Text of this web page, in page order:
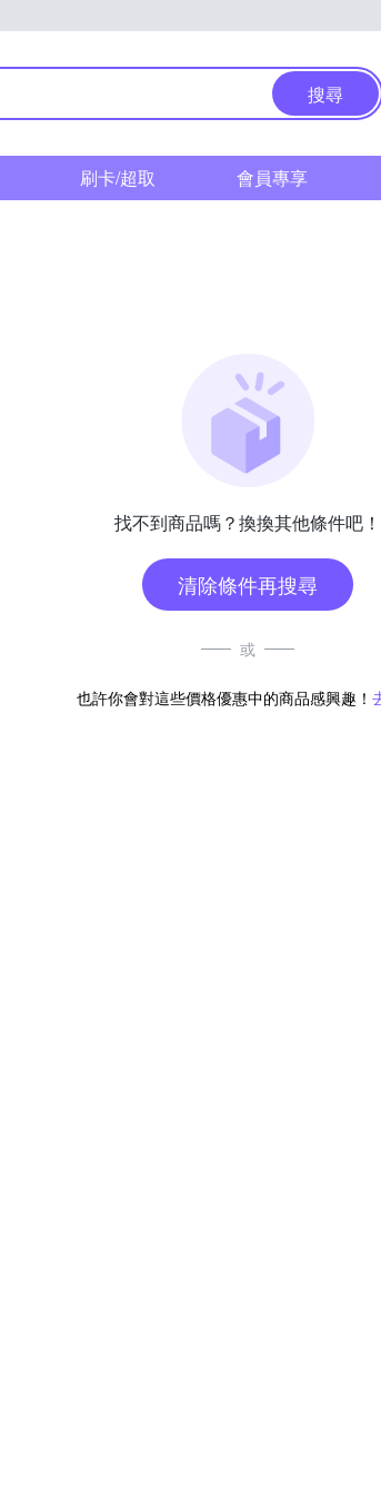
搜尋
刷卡/超取 會員專享
找不到商品嗎？換換其他條件吧！
清除條件再搜尋
或
也許你會對這些價格優惠中的商品感興趣！